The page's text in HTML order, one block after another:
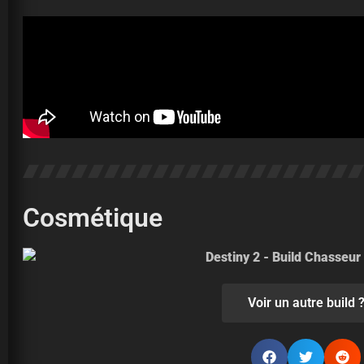
Cosmétique
Voir un autre build ?